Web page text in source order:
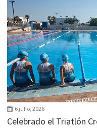
6 julio, 2026
Celebrado el Triatlón